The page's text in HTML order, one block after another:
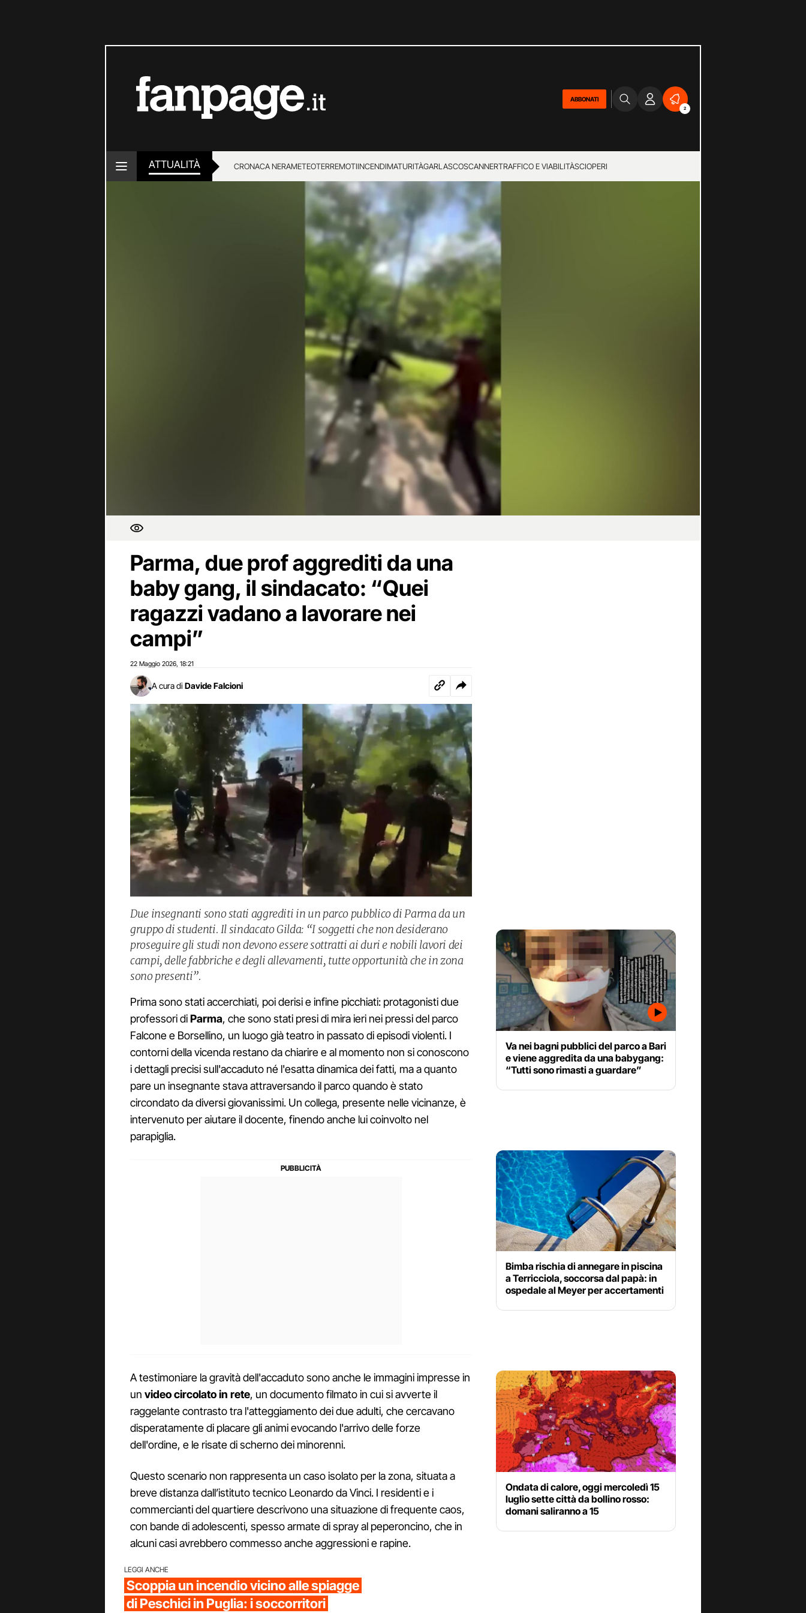
ABBONATI
2
ATTUALITÀ CRONACA NERAMETEOTERREMOTIINCENDIMATURITÀGARLASCOSCANNERTRAFFICO E VIABILITÀSCIOPERI
LOTTO E SUPERENALOTTO
Parma, due prof aggrediti da una
baby gang, il sindacato: “Quei
ragazzi vadano a lavorare nei
campi”
22 Maggio 2026 18:21
A cura di Davide Falcioni
Due insegnanti sono stati aggrediti in un parco pubblico di Parma da un
gruppo di studenti. Il sindacato Gilda: “I soggetti che non desiderano
proseguire gli studi non devono essere sottratti ai duri e nobili lavori dei
campi, delle fabbriche e degli allevamenti, tutte opportunità che in zona
sono presenti”.
Prima sono stati accerchiati, poi derisi e infine picchiati: protagonisti due
professori diParma, che sono stati presi di mira ieri nei pressi del parco
Falcone e Borsellino, un luogo già teatro in passato di episodi violenti. I
contorni della vicenda restano da chiarire e al momento non si conoscono
i dettagli precisi sull'accaduto né l'esatta dinamica dei fatti, ma a quanto
pare un insegnante stava attraversando il parco quando è stato
circondato da diversi giovanissimi. Un collega, presente nelle vicinanze, è
intervenuto per aiutare il docente, finendo anche lui coinvolto nel
parapiglia.
A testimoniare la gravità dell'accaduto sono anche le immagini impresse in
un video circolato in rete, un documento filmato in cui si avverte il
raggelante contrasto tra l'atteggiamento dei due adulti, che cercavano
disperatamente di placare gli animi evocando l'arrivo delle forze
dell'ordine, e le risate di scherno dei minorenni.
Questo scenario non rappresenta un caso isolato per la zona, situata a
breve distanza dall’istituto tecnico Leonardo da Vinci. I residenti e i
commercianti del quartiere descrivono una situazione di frequente caos,
con bande di adolescenti, spesso armate di spray al peperoncino, che in
alcuni casi avrebbero commesso anche aggressioni e rapine.
LEGGI ANCHE
Scoppia un incendio vicino alle spiagge
di Peschici in Puglia: i soccorritori
Va nei bagni pubblici del parco a Bari
e viene aggredita da una babygang:
“Tutti sono rimasti a guardare”
Bimba rischia di annegare in piscina
a Terricciola, soccorsa dal papà: in
ospedale al Meyer per accertamenti
Ondata di calore, oggi mercoledì 15
luglio sette città da bollino rosso:
domani saliranno a 15